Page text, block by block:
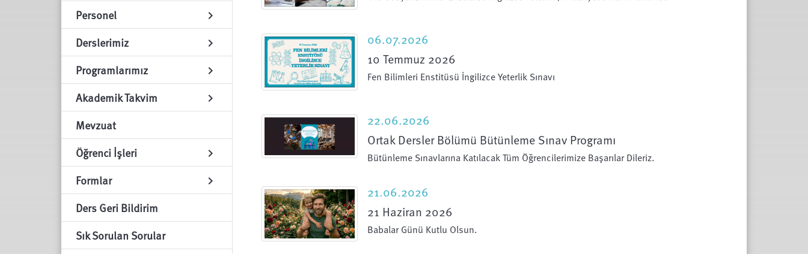
Personel chevron_right
Derslerimiz chevron_right
Programlarımız chevron_right
Akademik Takvim chevron_right
Mevzuat
Öğrenci İşleri
chevron_right
Formlar chevron_right
Ders Geri Bildirim
Sık Sorulan Sorular
06.07.2026
10 Temmuz 2026
Fen Bilimleri Enstitüsü İngilizce Yeterlik Sınavı
22.06.2026
Ortak Dersler Bölümü Bütünleme Sınav Programı
Bütünleme Sınavlarına Katılacak Tüm Öğrencilerimize Başarılar Dileriz.
21.06.2026
21 Haziran 2026
Babalar Günü Kutlu Olsun.